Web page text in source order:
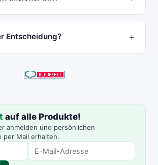
Entscheidung?
auf alle Produkte!
anmelden und persönlichen
per Mail erhalten.